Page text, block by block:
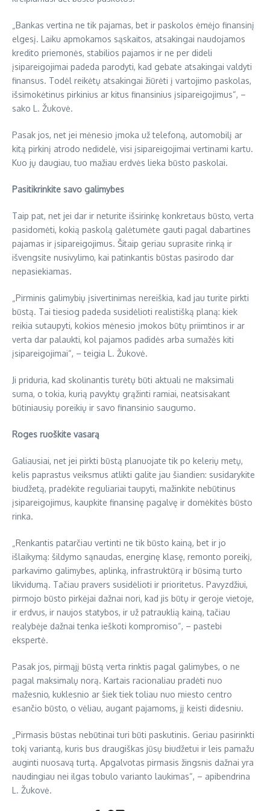
„Bankas vertina ne tik pajamas, bet ir paskolos ėmėjo finansinį
elgesį. Laiku apmokamos sąskaitos, atsakingai naudojamos
kredito priemonės, stabilios pajamos ir ne per dideli
įsipareigojimai padeda parodyti, kad gebate atsakingai valdyti
finansus. Todėl reikėtų atsakingai žiūrėti į vartojimo paskolas,
išsimokėtinus pirkinius ar kitus finansinius įsipareigojimus“, –
sako L. Žukovė.
Pasak jos, net jei mėnesio įmoka už telefoną, automobilį ar
kitą pirkinį atrodo nedidelė, visi įsipareigojimai vertinami kartu.
Kuo jų daugiau, tuo mažiau erdvės lieka būsto paskolai.
Pasitikrinkite savo galimybes
Taip pat, net jei dar ir neturite išsirinkę konkretaus būsto, verta
pasidomėti, kokią paskolą galėtumėte gauti pagal dabartines
pajamas ir įsipareigojimus. Šitaip geriau suprasite rinką ir
išvengsite nusivylimo, kai patinkantis būstas pasirodo dar
nepasiekiamas.
„Pirminis galimybių įsivertinimas nereiškia, kad jau turite pirkti
būstą. Tai tiesiog padeda susidėlioti realistišką planą: kiek
reikia sutaupyti, kokios mėnesio įmokos būtų priimtinos ir ar
verta dar palaukti, kol pajamos padidės arba sumažės kiti
įsipareigojimai“, – teigia L. Žukovė.
Ji priduria, kad skolinantis turėtų būti aktuali ne maksimali
suma, o tokia, kurią pavyktų grąžinti ramiai, neatsisakant
būtiniausių poreikių ir savo finansinio saugumo.
Roges ruoškite vasarą
Galiausiai, net jei pirkti būstą planuojate tik po kelerių metų,
kelis paprastus veiksmus atlikti galite jau šiandien: susidarykite
biudžetą, pradėkite reguliariai taupyti, mažinkite nebūtinus
įsipareigojimus, kaupkite finansinę pagalvę ir domėkitės būsto
rinka.
„Renkantis patarčiau vertinti ne tik būsto kainą, bet ir jo
išlaikymą: šildymo sąnaudas, energinę klasę, remonto poreikį,
parkavimo galimybes, aplinką, infrastruktūrą ir būsimą turto
likvidumą. Tačiau pravers susidėlioti ir prioritetus. Pavyzdžiui,
pirmojo būsto pirkėjai dažnai nori, kad jis būtų ir geroje vietoje,
ir erdvus, ir naujos statybos, ir už patrauklią kainą, tačiau
realybėje dažnai tenka ieškoti kompromiso“, – pastebi
ekspertė.
Pasak jos, pirmąjį būstą verta rinktis pagal galimybes, o ne
pagal maksimalų norą. Kartais racionaliau pradėti nuo
mažesnio, kuklesnio ar šiek tiek toliau nuo miesto centro
esančio būsto, o vėliau, augant pajamoms, jį keisti didesniu.
„Pirmasis būstas nebūtinai turi būti paskutinis. Geriau pasirinkti
tokį variantą, kuris bus draugiškas jūsų biudžetui ir leis pamažu
auginti nuosavą turtą. Apgalvotas pirmasis žingsnis dažnai yra
naudingiau nei ilgas tobulo varianto laukimas“, – apibendrina
L. Žukovė.